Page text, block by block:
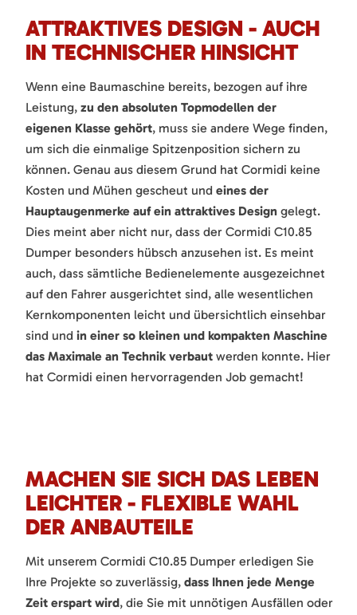
ATTRAKTIVES DESIGN - AUCH
IN TECHNISCHER HINSICHT
Wenn eine Baumaschine bereits, bezogen auf ihre
Leistung, zu den absoluten Topmodellen der
eigenen Klasse gehört, muss sie andere Wege finden,
um sich die einmalige Spitzenposition sichern zu
können. Genau aus diesem Grund hat Cormidi keine
Kosten und Mühen gescheut und eines der
Hauptaugenmerke auf ein attraktives Design gelegt.
Dies meint aber nicht nur, dass der Cormidi C10.85
Dumper besonders hübsch anzusehen ist. Es meint
auch, dass sämtliche Bedienelemente ausgezeichnet
auf den Fahrer ausgerichtet sind, alle wesentlichen
Kernkomponenten leicht und übersichtlich einsehbar
sind und in einer so kleinen und kompakten Maschine
das Maximale an Technik verbaut werden konnte. Hier
hat Cormidi einen hervorragenden Job gemacht!
MACHEN SIE SICH DAS LEBEN
LEICHTER - FLEXIBLE WAHL
DER ANBAUTEILE
Mit unserem Cormidi C10.85 Dumper erledigen Sie
Ihre Projekte so zuverlässig, dass Ihnen jede Menge
Zeit erspart wird, die Sie mit unnötigen Ausfällen oder